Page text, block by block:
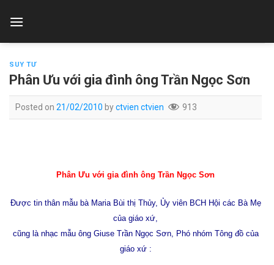
SUY TƯ
Phân Ưu với gia đình ông Trần Ngọc Sơn
Posted on 21/02/2010 byctvien ctvien 913
Phân Ưu với gia đình ông Trần Ngọc Sơn
Được tin thân mẫu bà Maria Bùi thị Thủy, Ủy viên BCH Hội các Bà Mẹ
của giáo xứ,
cũng là nhạc mẫu ông Giuse Trần Ngọc Sơn, Phó nhóm Tông đồ của
giáo xứ :